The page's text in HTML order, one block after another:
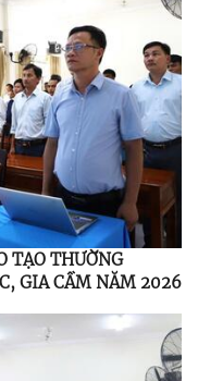
TẠO THƯỜNG
GIA CẦM NĂM 2026